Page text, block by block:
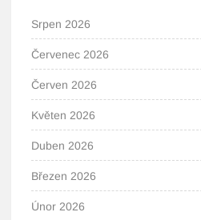
Srpen 2026
Červenec 2026
Červen 2026
Květen 2026
Duben 2026
Březen 2026
Únor 2026